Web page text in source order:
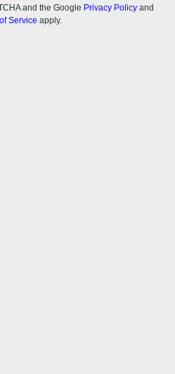
and the Google Privacy Policy and
Service apply.